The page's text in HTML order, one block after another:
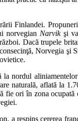
Finlandei.
norvegian Narvikşi
Dacă trupele
Norvegia şi
la nordul aliniamentelor
naturală, aflată la
fie ori în zona
a respins cererea